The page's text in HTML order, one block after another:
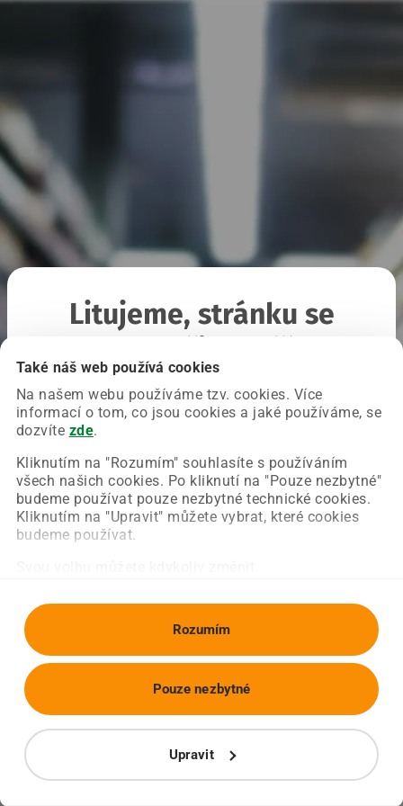
Také náš web používá cookies
Na našem webu používáme tzv. cookies. Více
informací o tom, co jsou cookies a jaké používáme, se
dozvíte zde.
Kliknutím na "Rozumím" souhlasíte s používáním
všech našich cookies. Po kliknutí na "Pouze nezbytné"
budeme používat pouze nezbytné technické cookies.
Kliknutím na "Upravit" můžete vybrat, které cookies
budeme používat.
Rozumím
Upravit
Pouze nezbytné
Litujeme, stránku se
Chyba nastala na naší straně a už ji opravujeme.
Zkuste prosím znovu načíst požadovanou stránku.
Obnovit stránku Úvodní strana